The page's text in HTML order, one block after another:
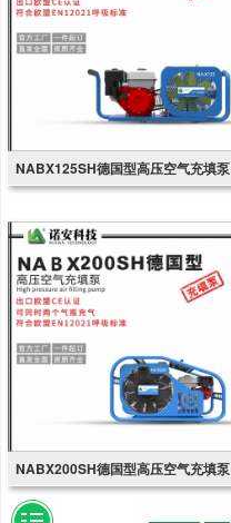
NABX125SH德国型高压空气充填泵
NABX200SH德国型高压空气充填泵